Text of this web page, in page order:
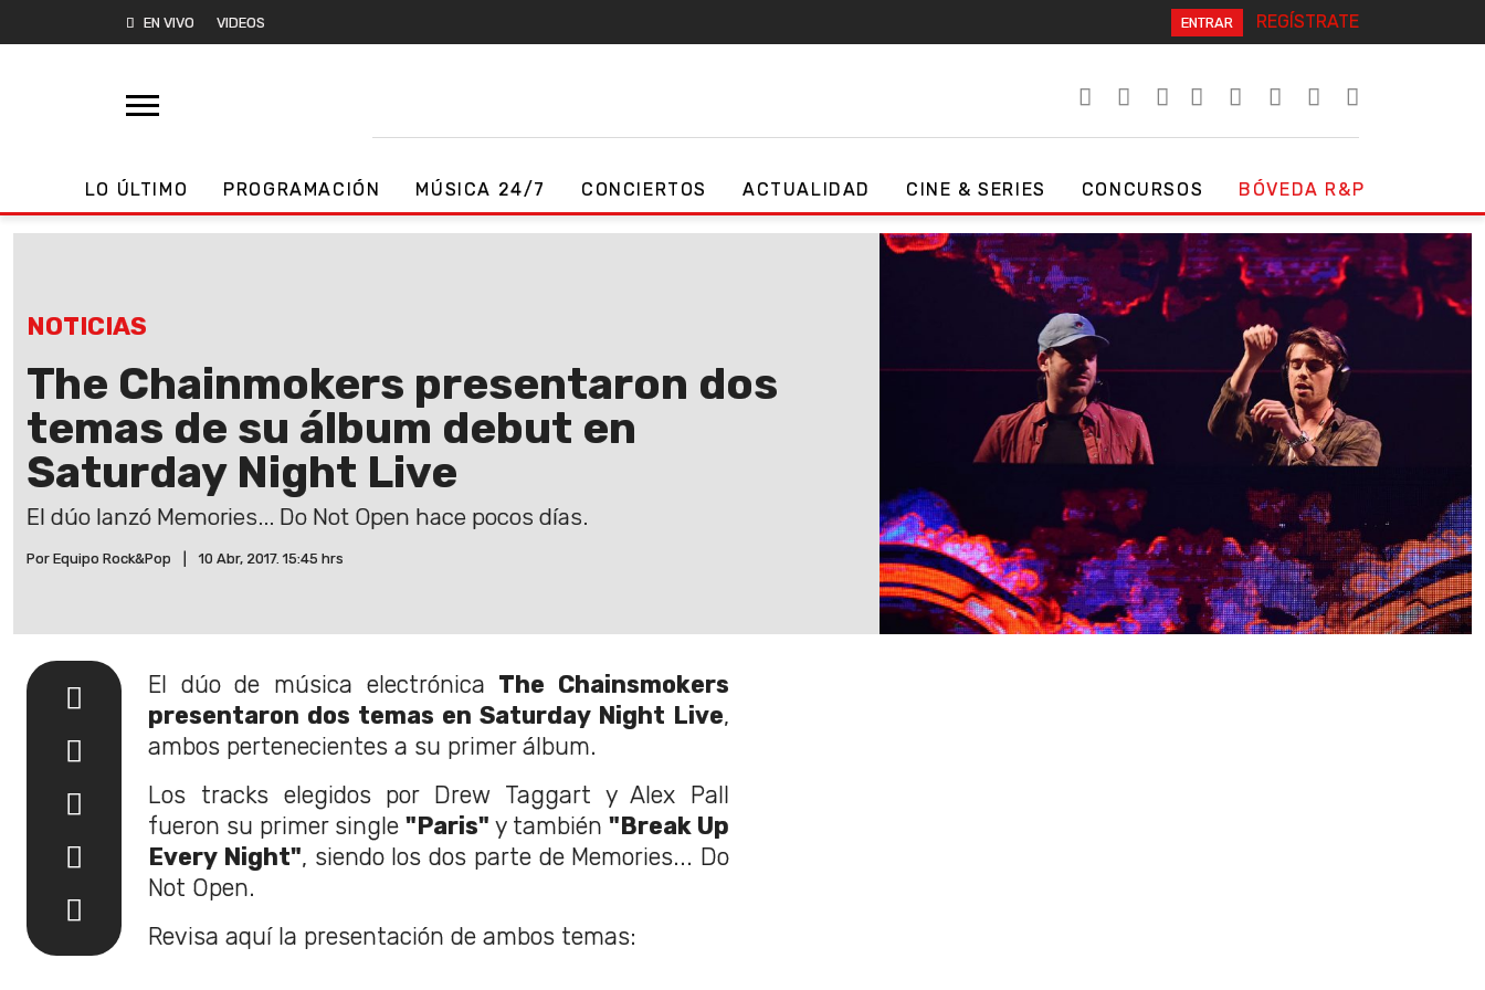
EN VIVO VIDEOS ENTRAR REGÍSTRATE
LO ÚLTIMO PROGRAMACIÓN MÚSICA 24/7 CONCIERTOS ACTUALIDAD CINE & SERIES CONCURSOS BÓVEDA R&P
NOTICIAS
The Chainmokers presentaron dos
temas de su álbum debut en
Saturday Night Live
El dúo lanzó Memories... Do Not Open hace pocos días.
Por Equipo Rock&Pop | 10 Abr, 2017. 15:45 hrs
El dúo de música electrónica
The Chainsmokers
presentaron dos temas en Saturday Night Live,
ambos pertenecientes a su primer álbum.
Los tracks elegidos por Drew Taggart y Alex Pall
fueron su primer single
"Paris" y también
"Break Up
Every Night" , siendo los dos parte de Memories... Do
Not Open.
Revisa aquí la presentación de ambos temas: